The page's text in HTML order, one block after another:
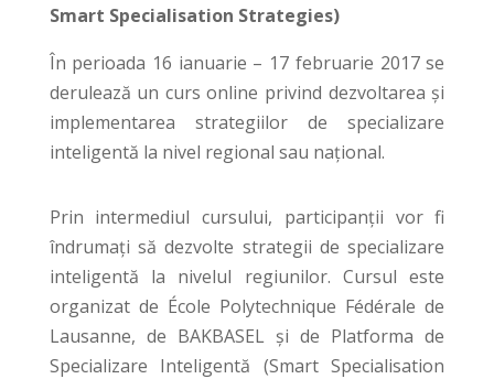
Smart Specialisation Strategies)
În perioada 16 ianuarie – 17 februarie 2017 se
derulează un curs online privind dezvoltarea și
implementarea strategiilor de specializare
inteligentă la nivel regional sau național.
Prin intermediul cursului, participanții vor fi
îndrumați să dezvolte strategii de specializare
inteligentă la nivelul regiunilor. Cursul este
organizat de École Polytechnique Fédérale de
Lausanne, de BAKBASEL și de Platforma de
Specializare Inteligentă (Smart Specialisation